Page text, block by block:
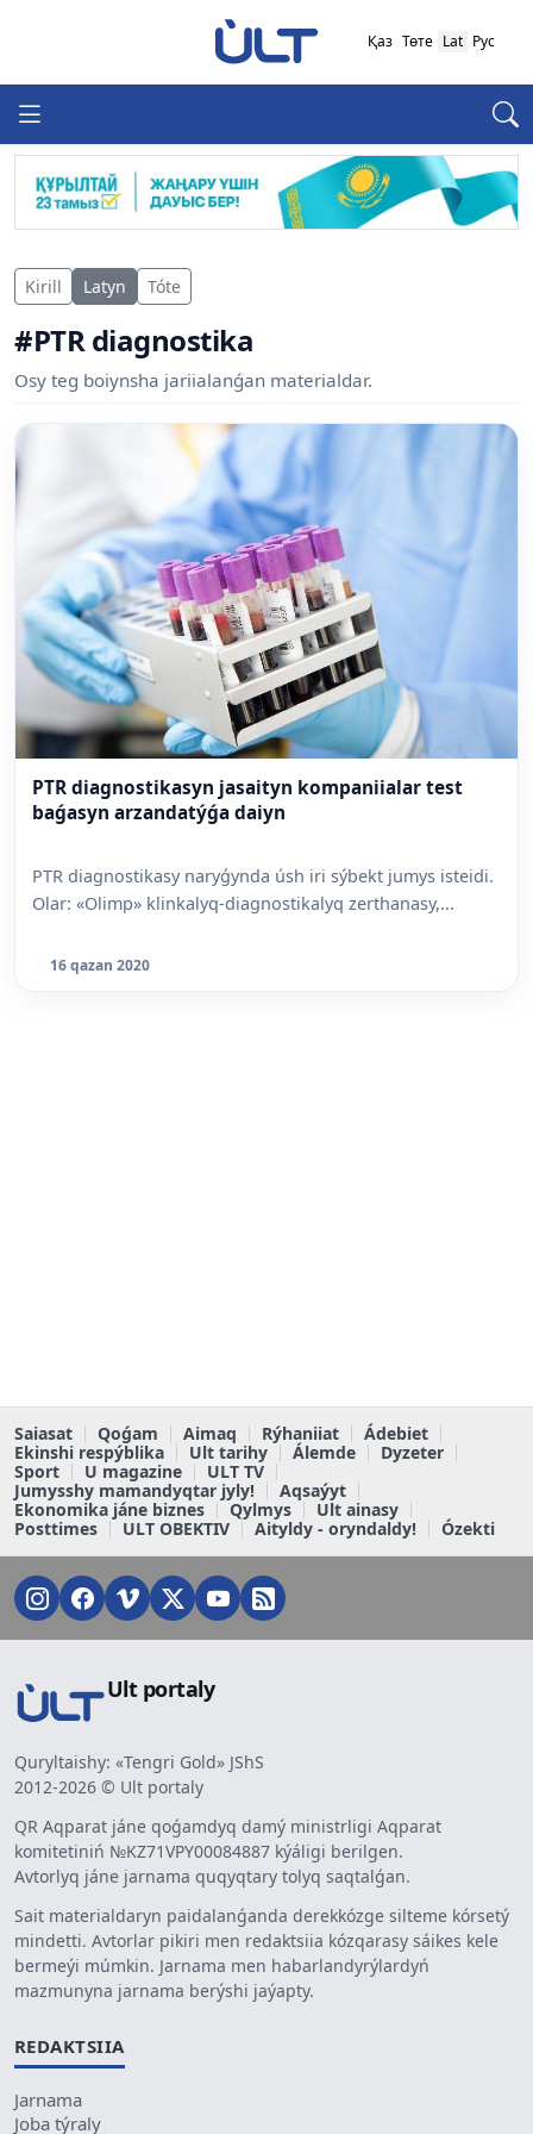
Қаз Төте Lat Рус
Kirill Latyn Tóte
#PTR diagnostika
Osy teg boiynsha jariialanǵan materialdar.
PTR diagnostikasyn jasaityn kompaniialar test
baǵasyn arzandatýǵa daiyn
PTR diagnostikasy naryǵynda úsh iri sýbekt jumys isteidi.
Olar: «Olimp» klinkalyq-diagnostikalyq zerthanasy,...
16 qazan 2020
Saiasat Qoǵam Aimaq Rýhaniiat
Ádebiet
Ekinshi respýblika
Ult tarihy Álemde
Dyzeter
Sport
U magazine
ULT TV
Jumysshy mamandyqtar jyly!
Aqsaýyt
Ekonomika jáne biznes
Qylmys
Ult ainasy
Posttimes
ULT OBEKTIV Aityldy - oryndaldy! Ózekti
Ult portaly
Quryltaishy: «Tengri Gold» JShS
2012-2026 © Ult portaly
QR Aqparat jáne qoǵamdyq damý ministrligi Aqparat
komitetiniń №KZ71VPY00084887 kýáligi berilgen.
Avtorlyq jáne jarnama quqyqtary tolyq saqtalǵan.
Sait materialdaryn paidalanǵanda derekkózge silteme kórsetý
mindetti. Avtorlar pikiri men redaktsiia kózqarasy sáikes kele
bermeýi múmkin. Jarnama men habarlandyrýlardyń
mazmunyna jarnama berýshi jaýapty.
REDAKTSIIA
Jarnama
Joba týraly